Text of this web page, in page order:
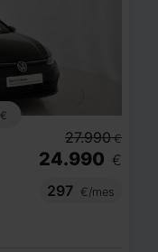
€
27.990 €
24.990 €
297
€/mes